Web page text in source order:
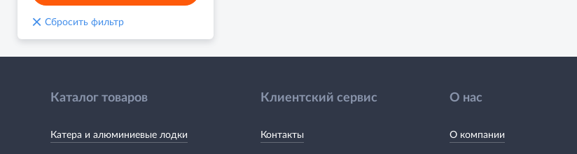
× Сбросить фильтр
Каталог товаров
Катера и алюминиевые лодки
Клиентский сервис
Контакты
О нас
О компании